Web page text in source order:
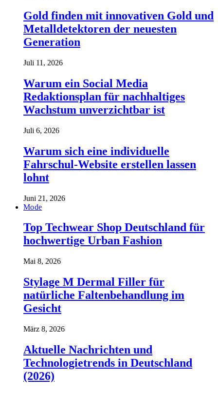
Gold finden mit innovativen Gold und
Metalldetektoren der neuesten
Generation
Juli 11, 2026
Warum ein Social Media
Redaktionsplan für nachhaltiges
Wachstum unverzichtbar ist
Juli 6, 2026
Warum sich eine individuelle
Fahrschul-Website erstellen lassen
lohnt
Juni 21, 2026
Mode
Top Techwear Shop Deutschland für
hochwertige Urban Fashion
Mai 8, 2026
Stylage M Dermal Filler für
natürliche Faltenbehandlung im
Gesicht
März 8, 2026
Aktuelle Nachrichten und
Technologietrends in Deutschland
(2026)